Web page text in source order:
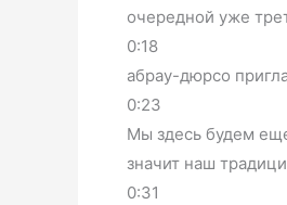
очередной уже
0:18
абрау-дюрсо
0:23
Мы здесь будем
значит наш
0:31